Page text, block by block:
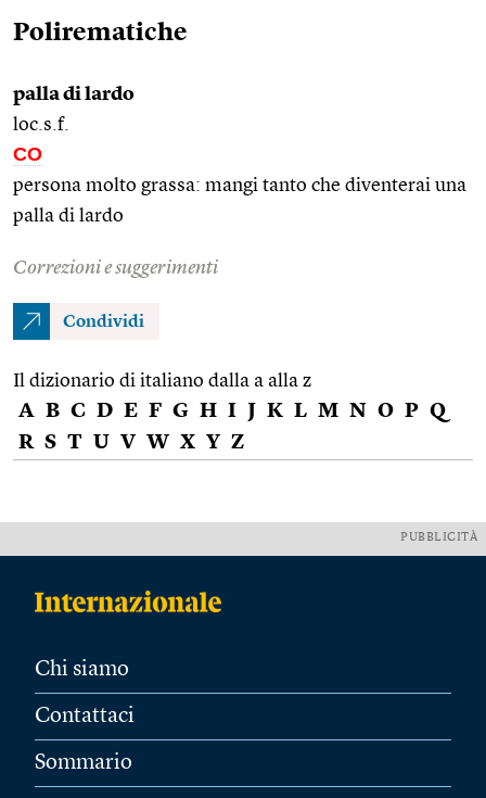
Polirematiche
palla di lardo
loc.s.f.
CO
persona molto grassa: mangi tanto che diventerai una
palla di lardo
Correzioni e suggerimenti
Condividi
Il dizionario di italiano dalla a alla z
A B C D E F G H I J K L M N O P Q
R S T U V W X Y Z
PUBBLICITÀ
Chi siamo
Contattaci
Sommario